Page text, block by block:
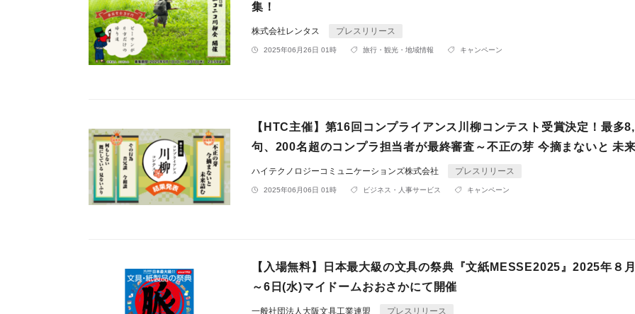
集！
株式会社レンタス プレスリリース
2025年06月26日 01時 旅行・観光・地域情報 キャンペーン
【HTC主催】第16回コンプライアンス川柳コンテスト受賞決定！最多
句、200名超のコンプラ担当者が最終審査～不正の芽 今摘まないと 未
ハイテクノロジーコミュニケーションズ株式会社 プレスリリース
2025年06月06日 01時 ビジネス・人事サービス キャンペーン
【入場無料】日本最大級の文具の祭典『文紙MESSE2025』2025年８
～6日(水)マイドームおおさかにて開催
一般社団法人大阪文具工業連盟 プレスリリース